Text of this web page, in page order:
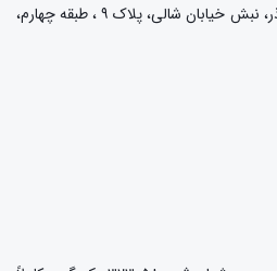
آیت اله کاشانی، بلوار اباذر، نبش خیابان شالی، پلاک ۹ ، طبقه چهارم،